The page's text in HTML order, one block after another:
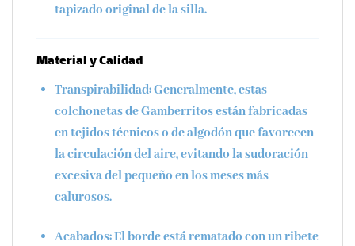
tapizado original de la silla.
Material y Calidad
Transpirabilidad:Generalmente, estas
colchonetas de Gamberritos están fabricadas
en tejidos técnicos o de algodón que favorecen
la circulación del aire, evitando la sudoración
excesiva del pequeño en los meses más
calurosos.
Acabados:El borde está rematado con un ribete